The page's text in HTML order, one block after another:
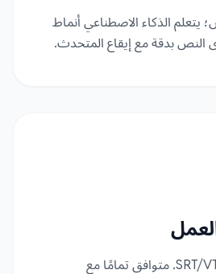
يتعلم الذكاء الاصطناعي أنماط
النص بدقة مع إيقاع المتحدث.
صدّر بسلاسة إلى SRT/VTT. متوافق تمامًا مع